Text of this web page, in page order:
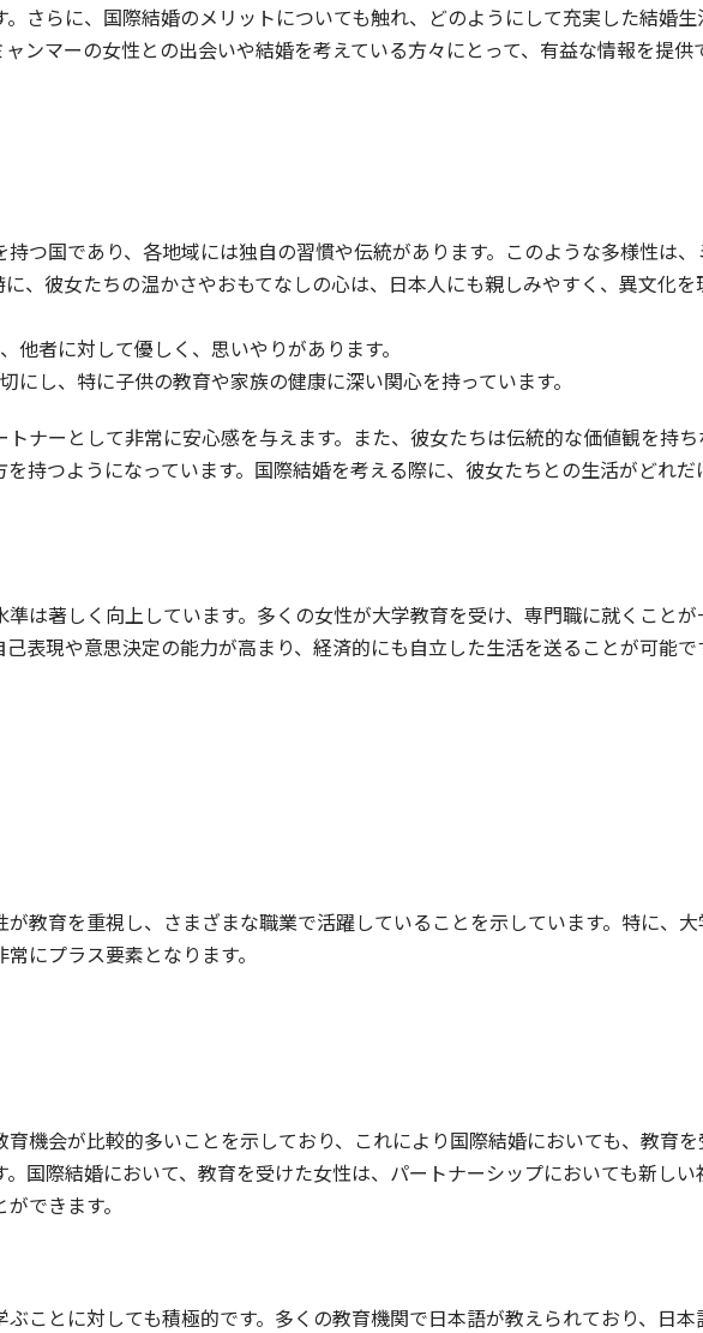
さらに、国際結婚のメリットについても触れ、どのようにして充実した結婚
ンマーの女性との出会いや結婚を考えている方々にとって、有益な情報を提供
つ国であり、各地域には独自の習慣や伝統があります。このような多様性は
、彼女たちの温かさやおもてなしの心は、日本人にも親しみやすく、異文化
他者に対して優しく、思いやりがあります。
にし、特に子供の教育や家族の健康に深い関心を持っています。
ナーとして非常に安心感を与えます。また、彼女たちは伝統的な価値観を持
持つようになっています。国際結婚を考える際に、彼女たちとの生活がどれ
は著しく向上しています。多くの女性が大学教育を受け、専門職に就くこと
表現や意思決定の能力が高まり、経済的にも自立した生活を送ることが可能で
教育を重視し、さまざまな職業で活躍していることを示しています。特に、
にプラス要素となります。
機会が比較的多いことを示しており、これにより国際結婚においても、教育
国際結婚において、教育を受けた女性は、パートナーシップにおいても新し
できます。
ことに対しても積極的です。多くの教育機関で日本語が教えられており、日